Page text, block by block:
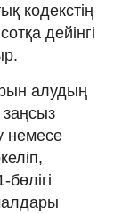
кодекстің
дейінгі
алудың
немесе